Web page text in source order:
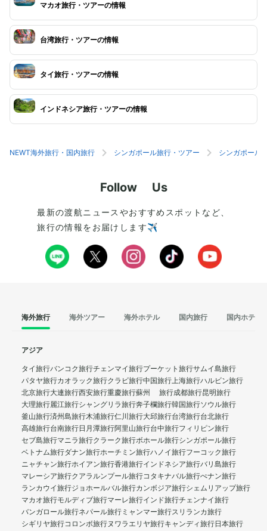
マカオ旅行・ツアーの情報
台湾旅行・ツアーの情報
タイ旅行・ツアーの情報
インドネシア旅行・ツアーの情報
NEWT海外旅行・国内旅行 シンガポール旅行・ツアー シンガポール
Follow Us
最新の渡航ニュースやおすすめスポットなど、
旅行の情報をお届けします✈️
海外旅行 海外ツアー 海外ホテル 国内旅行 国内ホテル
アジア
タイ旅行バンコク旅行チェンマイ旅行プーケット旅行サムイ島旅行
パタヤ旅行カオラック旅行クラビ旅行中国旅行上海旅行ハルビン旅行
北京旅行大連旅行西安旅行重慶旅行蘇州 旅行成都旅行昆明旅行
大理旅行麗江旅行シャングリラ旅行奔子欄旅行韓国旅行ソウル旅行
釜山旅行済州島旅行木浦旅行仁川旅行大邱旅行台湾旅行台北旅行
高雄旅行台南旅行日月潭旅行阿里山旅行台中旅行フィリピン旅行
セブ島旅行マニラ旅行クラーク旅行ボホール旅行シンガポール旅行
ベトナム旅行ダナン旅行ホーチミン旅行ハノイ旅行フーコック旅行
ニャチャン旅行ホイアン旅行香港旅行インドネシア旅行バリ島旅行
マレーシア旅行クアラルンプール旅行コタキナバル旅行ぺナン旅行
ランカウイ旅行ジョホールバル旅行カンボジア旅行シェムリアップ旅行
マカオ旅行モルディブ旅行マーレ旅行インド旅行チェンナイ旅行
バンガロール旅行ネパール旅行 ミャンマー旅行スリランカ旅行
シギリヤ旅行コロンボ旅行ヌワラエリヤ旅行キャンディ旅行日本旅行